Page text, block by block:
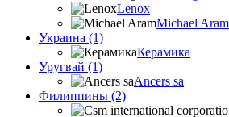
Lenox
Michael Aram
Украина (1)
Керамика
Уругвай (1)
Ancers sa
Филиппины (2)